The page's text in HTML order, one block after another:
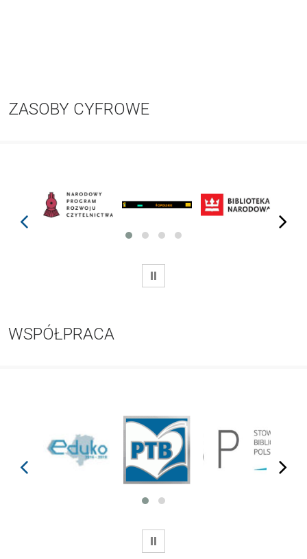
ZASOBY CYFROWE
prev next
WSTRZYMAJ
WSPÓŁPRACA
prev next
WSTRZYMAJ